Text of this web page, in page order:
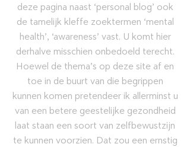
deze pagina naast ‘personal blog’ ook
de tamelijk kleffe zoektermen ‘mental
health’, ‘awareness’ vast. U komt hier
derhalve misschien onbedoeld terecht.
Hoewel de thema’s op deze site af en
toe in de buurt van die begrippen
kunnen komen pretendeer ik allerminst u
van een betere geestelijke gezondheid
laat staan een soort van zelfbewustzijn
te kunnen voorzien. Dat zou een ernstig